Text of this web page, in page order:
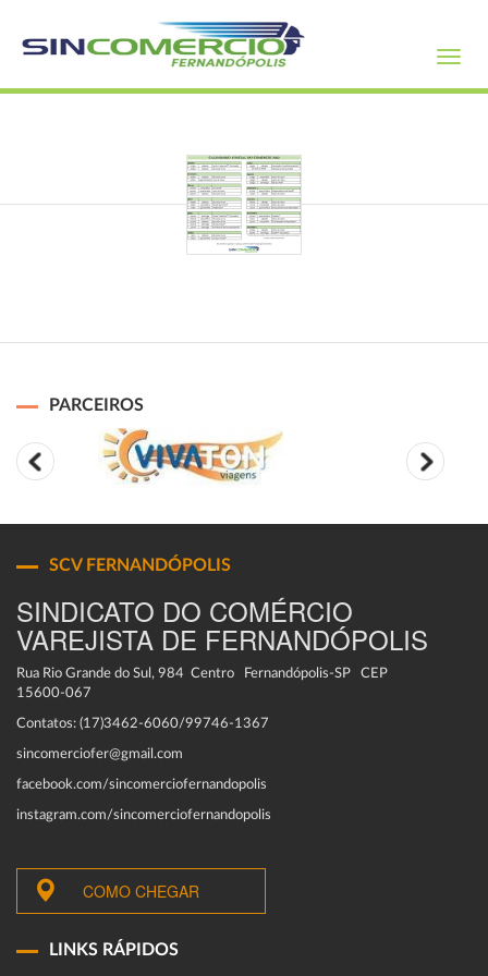
PARCEIROS
SCV FERNANDÓPOLIS
SINDICATO DO COMÉRCIO
VAREJISTA DE FERNANDÓPOLIS
Rua Rio Grande do Sul, 984 Centro Fernandópolis-SP CEP
15600-067
Contatos: (17)3462-6060/99746-1367
sincomerciofer@gmail.com
facebook.com/sincomerciofernandopolis
instagram.com/sincomerciofernandopolis
COMO CHEGAR
LINKS RÁPIDOS